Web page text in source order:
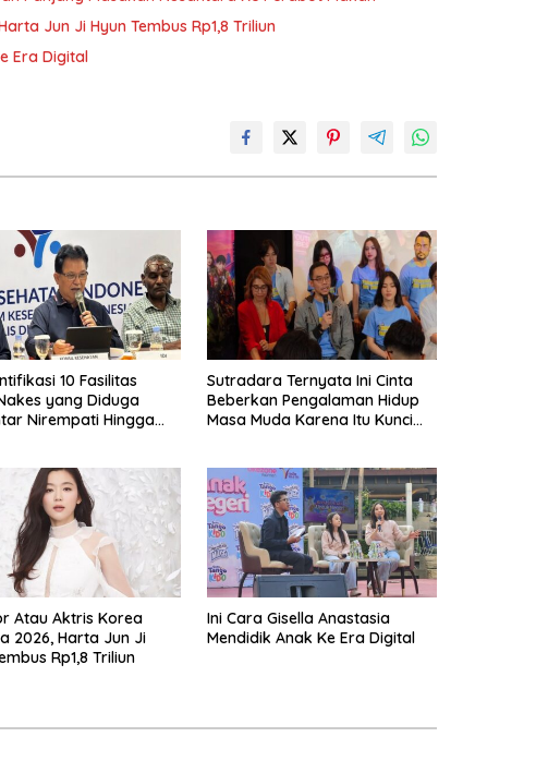
Jun Ji Hyun Tembus Rp1,8 Triliun
Era Digital
10 Fasilitas
yang Diduga
Nirempati Hingga
Sutradara Ternyata Ini Cinta
Beberkan Pengalaman Hidup
Masa Muda Karena Itu Kunci
Dua
Atau Aktris Korea
2026, Harta Jun Ji
Rp1,8 Triliun
Ini Cara Gisella Anastasia
Mendidik Anak Ke Era Digital